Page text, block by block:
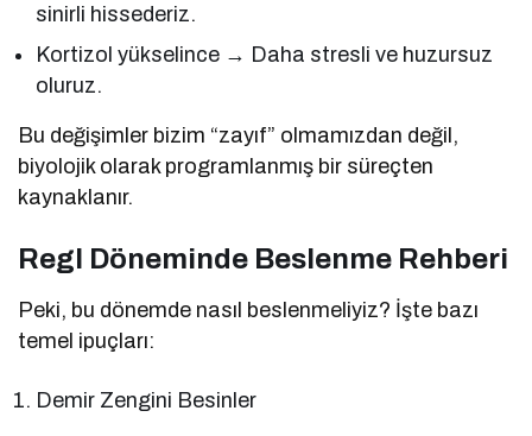
sinirli hissederiz.
Kortizol yükselince → Daha stresli ve huzursuz
oluruz.
Bu değişimler bizim “zayıf” olmamızdan değil,
biyolojik olarak programlanmış bir süreçten
kaynaklanır.
Regl Döneminde Beslenme Rehberi
Peki, bu dönemde nasıl beslenmeliyiz? İşte bazı
temel ipuçları:
Demir Zengini Besinler